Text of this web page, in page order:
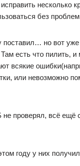
исправить несколько
без
но вот уже
есть что пилить, и
всякие
или невозможно
не проверял, всё ещё
году у них